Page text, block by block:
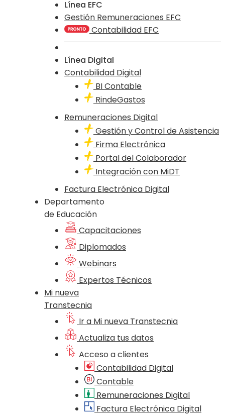
Línea EFC
Gestión Remuneraciones EFC
Contabilidad EFC
Línea Digital
Contabilidad Digital
BI Contable
RindeGastos
Remuneraciones Digital
Gestión y Control de Asistencia
Firma Electrónica
Portal del Colaborador
Integración con MiDT
Factura Electrónica Digital
Departamento
de Educación
Capacitaciones
Diplomados
Webinars
Expertos Técnicos
Mi nueva
Transtecnia
Ir a Mi nueva Transtecnia
Actualiza tus datos
Acceso a clientes
Contabilidad Digital
Contable
Remuneraciones Digital
Factura Electrónica Digital